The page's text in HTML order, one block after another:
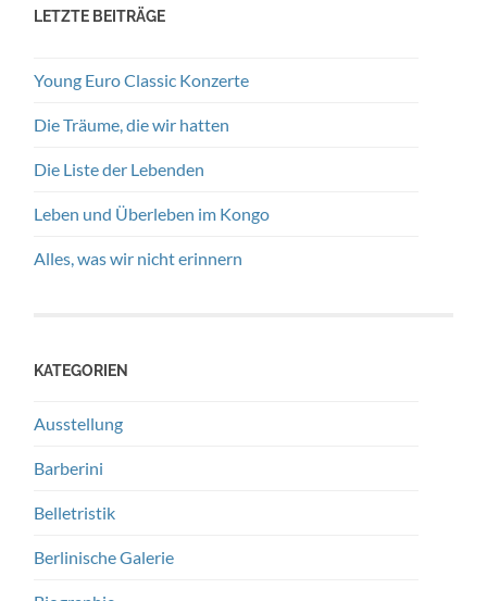
LETZTE BEITRÄGE
Young Euro Classic Konzerte
Die Träume, die wir hatten
Die Liste der Lebenden
Leben und Überleben im Kongo
Alles, was wir nicht erinnern
KATEGORIEN
Ausstellung
Barberini
Belletristik
Berlinische Galerie